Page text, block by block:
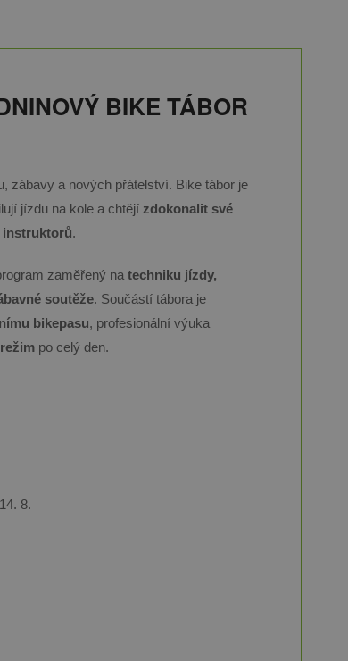
BIKE TÁBOR
zábavy a nových přátelství. Bike tábor je
jízdu na kole a chtějí zdokonalit své
instruktorů.
zaměřený na techniku jízdy,
soutěže. Součástí tábora je
bikepasu, profesionální výuka
po celý den.
8.